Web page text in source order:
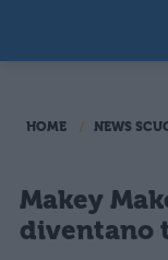
HOME NEWS
Makey
diventano